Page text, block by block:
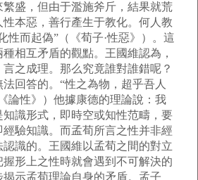
盛，但由于濫施斧斤，結果就荒
本惡，善行產生于教化。何人教
性而起偽”（《荀子·性惡》）。這
相互矛盾的觀點。王國維認為，
之成理。那么究竟誰對誰錯呢？
回答的。“性之為物，超乎吾人
論性》）他據康德的理論說：我
識形式，即時空或知性范疇，要
驗知識。而孟荀所言之性并非經
識的。王國維以孟荀之間的對立
形上之性時就會遇到不可解決的
示孟荀理論自身的矛盾。孟子